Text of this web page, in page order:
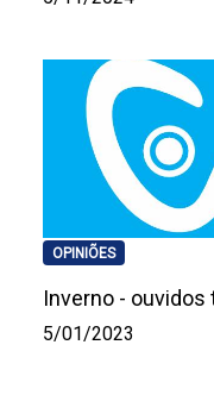
OPINIÕES
Inverno - ouvidos
5/01/2023